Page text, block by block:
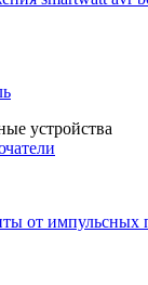
устройства
от импульсных